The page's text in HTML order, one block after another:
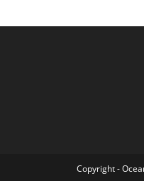
Copyright -